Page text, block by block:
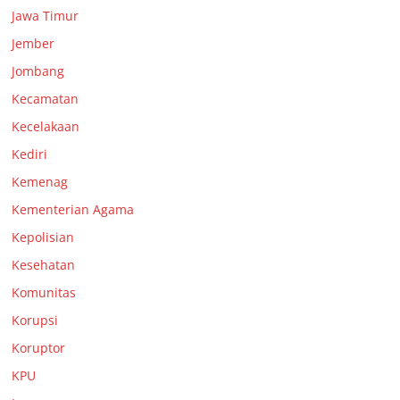
Jawa Timur
Jember
Jombang
Kecamatan
Kecelakaan
Kediri
Kemenag
Kementerian Agama
Kepolisian
Kesehatan
Komunitas
Korupsi
Koruptor
KPU